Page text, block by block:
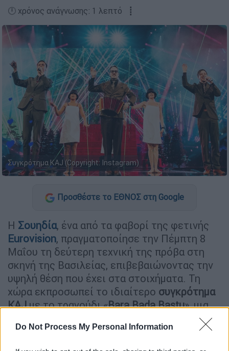
Do Not Process My Personal Information
🕛 χρόνος ανάγνωσης: 1 λεπτό ┋
Συγκρότημα KAJ (Copyright: Instagram)
Προσθέστε το ΕΘΝΟΣ στη Google
Η Σουηδία, ένα από τα φαβορί της φετινής
Eurovision, πραγματοποίησε την Πέμπτη 8
Μαΐου τη δεύτερη τεχνική της πρόβα στη
σκηνή της Βασιλείας, επιβεβαιώνοντας την
υψηλή θέση που έχει στα στοιχήματα. Τη
χώρα εκπροσωπεί το ιδιαίτερο συγκρότημα
KAJμε το τραγούδι «Bara Bada Bastu», μια
μουσική ωδή στην κουλτούρα της σάουνας,
με στοιχεία παραδοσιακής φολκ, ποπ και